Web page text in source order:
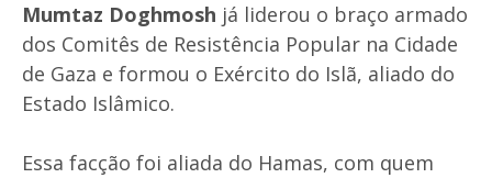
Mumtaz Doghmosh já liderou o braço armado
dos Comitês de Resistência Popular na Cidade
de Gaza e formou o Exército do Islã, aliado do
Estado Islâmico.
Essa facção foi aliada do Hamas, com quem